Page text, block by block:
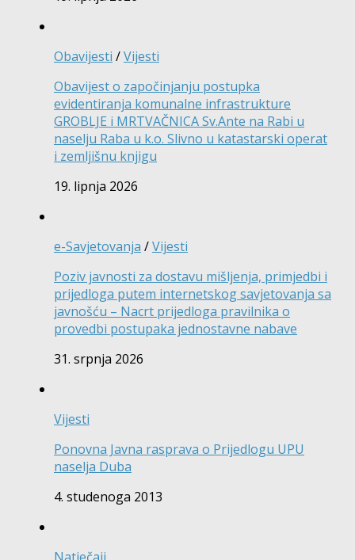
Obavijesti /Vijesti
Obavijest o započinjanju postupka
evidentiranja komunalne infrastrukture
GROBLJE i MRTVAČNICA Sv.Ante na Rabi u
naselju Raba u k.o. Slivno u katastarski operat
i zemljišnu knjigu
19. lipnja 2026
e-Savjetovanja /Vijesti
Poziv javnosti za dostavu mišljenja, primjedbi i
prijedloga putem internetskog savjetovanja sa
javnošću – Nacrt prijedloga pravilnika o
provedbi postupaka jednostavne nabave
31. srpnja 2026
Vijesti
Ponovna Javna rasprava o Prijedlogu UPU
naselja Duba
4. studenoga 2013